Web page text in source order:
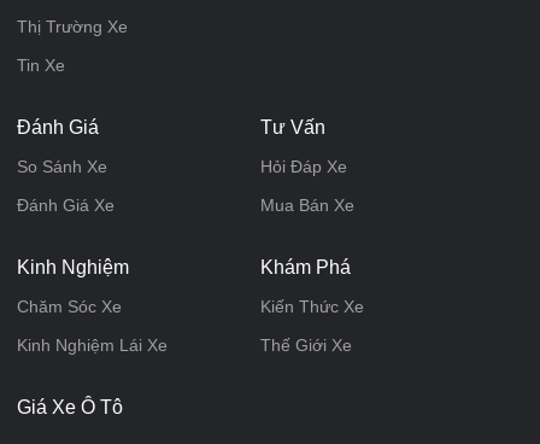
Thị Trường Xe
Tin Xe
Đánh Giá
So Sánh Xe
Đánh Giá Xe
Tư Vấn
Hỏi Đáp Xe
Mua Bán Xe
Kinh Nghiệm
Chăm Sóc Xe
Kinh Nghiệm Lái Xe
Khám Phá
Kiến Thức Xe
Thế Giới Xe
Giá Xe Ô Tô